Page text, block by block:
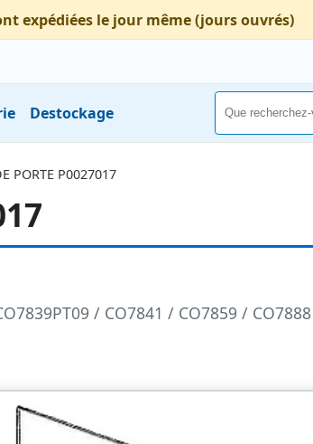
expédiées le jour même (jours ouvrés)
Destockage
PORTE P0027017
/ CO7841 / CO7859 /